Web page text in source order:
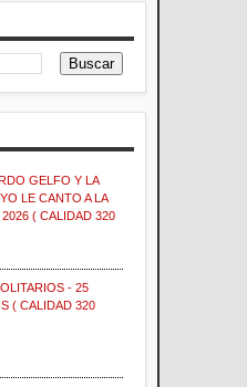
GELFO Y LA
LE CANTO A LA
2026 ( CALIDAD 320
- 25
( CALIDAD 320